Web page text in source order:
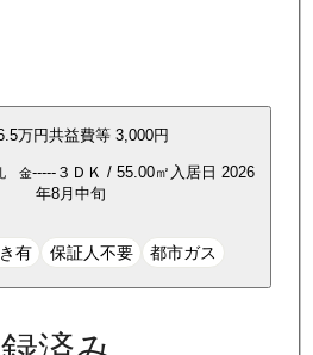
万円共益費等 3,000円
金-----３ＤＫ / 55.00㎡ 入居日 2026
年8月中旬
有 保証人不要 都市ガス